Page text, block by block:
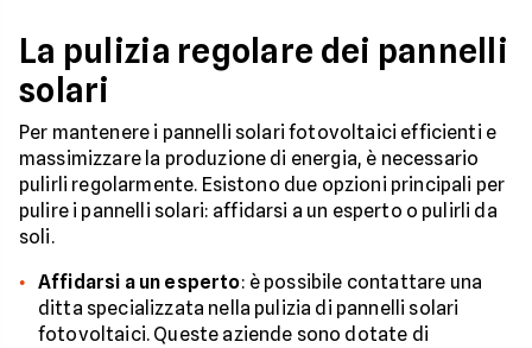
La pulizia regolare dei pannelli
solari
Per mantenere i pannelli solari fotovoltaici efficienti e
massimizzare la produzione di energia, è necessario
pulirli regolarmente. Esistono due opzioni principali per
pulire i pannelli solari: affidarsi a un esperto o pulirli da
soli.
Affidarsi a un esperto: è possibile contattare una
ditta specializzata nella pulizia di pannelli solari
fotovoltaici. Queste aziende sono dotate di